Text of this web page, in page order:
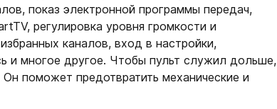
показ электронной программы передач,
регулировка уровня громкости и
каналов, вход в настройки,
и многое другое. Чтобы пульт служил дольше,
поможет предотвратить механические и